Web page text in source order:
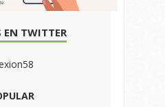
EN TWITTER